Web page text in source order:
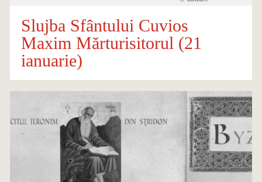
Slujba Sfântului Cuvios
Maxim Mărturisitorul (21
ianuarie)